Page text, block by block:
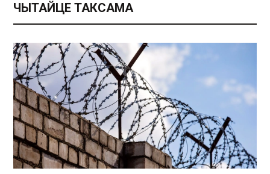
ЧЫТАЙЦЕ ТАКСАМА